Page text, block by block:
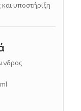
υποστήριξη